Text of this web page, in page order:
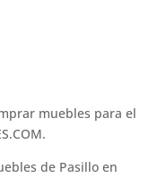
muebles para el
de Pasillo en